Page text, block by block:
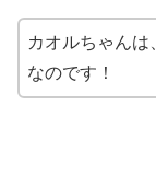
カオルちゃんは
なのです！